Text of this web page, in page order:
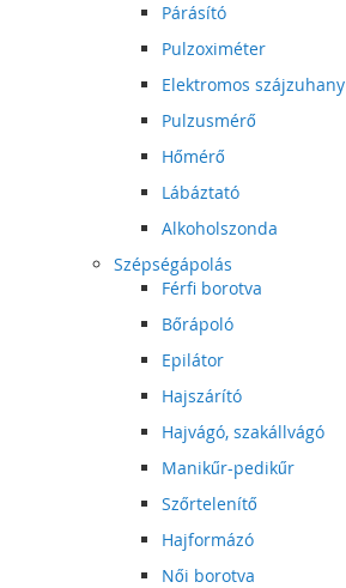
Párásító
Pulzoximéter
Elektromos szájzuhany
Pulzusmérő
Hőmérő
Lábáztató
Alkoholszonda
Szépségápolás
Férfi borotva
Bőrápoló
Epilátor
Hajszárító
Hajvágó, szakállvágó
Manikűr-pedikűr
Szőrtelenítő
Hajformázó
Női borotva